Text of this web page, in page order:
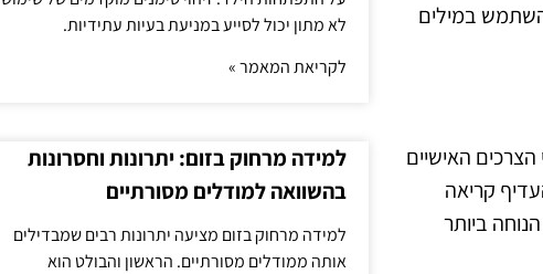
במילים
האישיים
קריאה
ביותר
לא מתון יכול לסייע במניעת בעיות עתידיות.
לקריאת המאמר »
למידה מרחוק בזום: יתרונות וחסרונות
בהשוואה למודלים מסורתיים
למידה מרחוק בזום מציעה יתרונות רבים שמבדילים
אותה ממודלים מסורתיים. הראשון והבולט הוא